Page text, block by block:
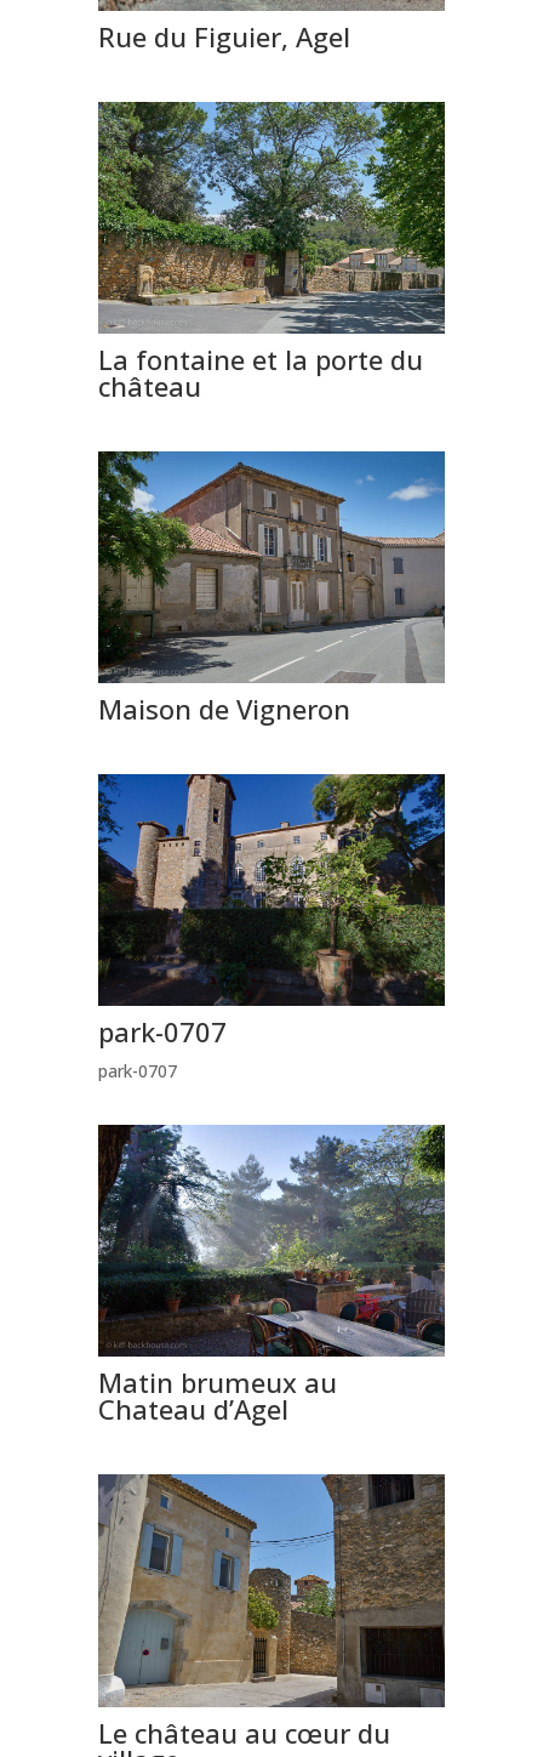
Rue du Figuier, Agel
La fontaine et la porte du
château
Maison de Vigneron
park-0707
park-0707
Matin brumeux au
Chateau d’Agel
Le château au cœur du